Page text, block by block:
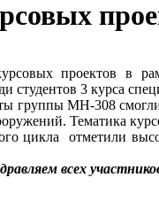
проектов в
3 курса
группы МН-308
Тематика
цикла отметили
всех